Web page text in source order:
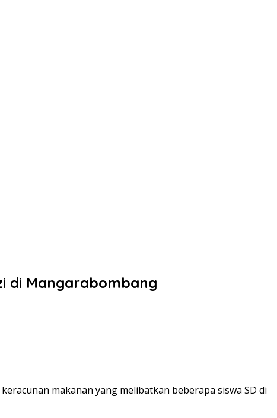
di Mangarabombang
makanan yang melibatkan beberapa siswa SD di